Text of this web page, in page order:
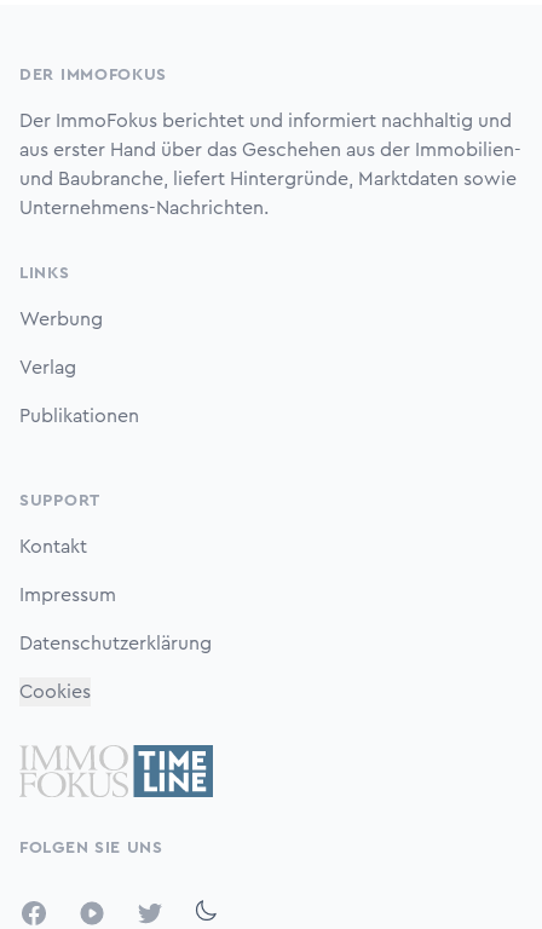
DER IMMOFOKUS
Der ImmoFokus berichtet und informiert nachhaltig und
aus erster Hand über das Geschehen aus der Immobilien-
und Baubranche, liefert Hintergründe, Marktdaten sowie
Unternehmens-Nachrichten.
LINKS
Werbung
Verlag
Publikationen
SUPPORT
Kontakt
Impressum
Datenschutzerklärung
Cookies
FOLGEN SIE UNS
FacebookYouTubeTwitter